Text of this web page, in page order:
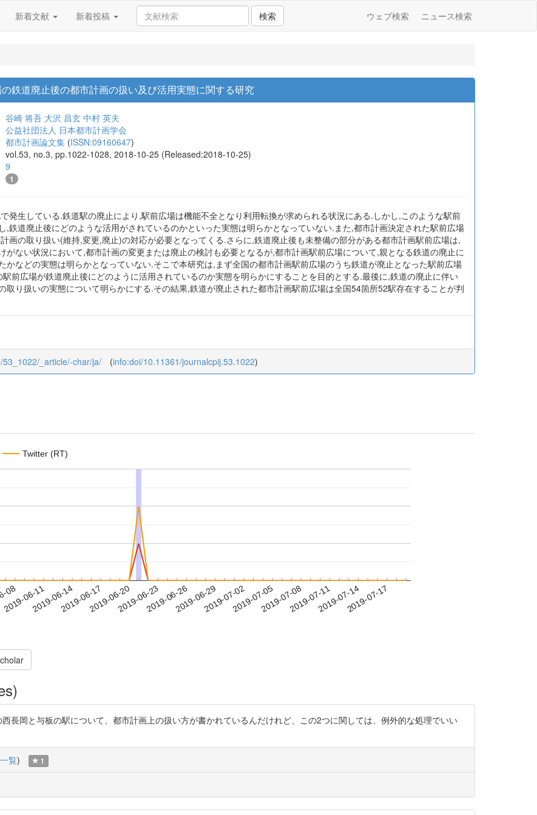
新着文献 新着投稿 検索 ウェブ検索 ニュース検索
鉄道廃止後の都市計画の扱い及び活用実態に関する研究
谷崎 将吾 大沢 昌玄 中村 英夫
公益社団法人 日本都市計画学会
都市計画論文集 (ISSN:09160647)
vol.53, no.3, pp.1022-1028, 2018-10-25 (Released:2018-10-25)
9
1
発生している.鉄道駅の廃止により,駅前広場は機能不全となり利用転換が求められる状況にある.しかし,このような駅前
,鉄道廃止後にどのような活用がされているのかといった実態は明らかとなっていない.また,都市計画決定された駅前広場
画の取り扱い(維持,変更,廃止)の対応が必要となってくる.さらに,鉄道廃止後も未整備の部分がある都市計画駅前広場は,
がない状況において,都市計画の変更または廃止の検討も必要となるが,都市計画駅前広場について,親となる鉄道の廃止に
かなどの実態は明らかとなっていない.そこで本研究は,まず全国の都市計画駅前広場のうち鉄道が廃止となった駅前広場
前広場が鉄道廃止後にどのように活用されているのか実態を明らかにすることを目的とする.最後に,鉄道の廃止に伴い
取り扱いの実態について明らかにする.その結果,鉄道が廃止された都市計画駅前広場は全国54箇所52駅存在することが判
_article/-char/ja/ (info:doi/10.11361/journalcpij.53.1022)
Twitter (RT)
08
2019-06-112019-06-142019-06-172019-06-202019-06-232019-06-262019-06-292019-07-022019-07-052019-07-082019-07-112019-07-142019-07-17
長岡と与板の駅について、都市計画上の扱い方が書かれているんだけれど、この2つに関しては、例外的な処理でいい
覧) 1